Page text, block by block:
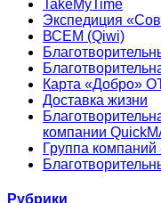
TakeMyTime
Экспедиция
ВСЕМ (Qiwi)
Карта «Добро»
Доставка жизни
компании
Группа
Рубрики